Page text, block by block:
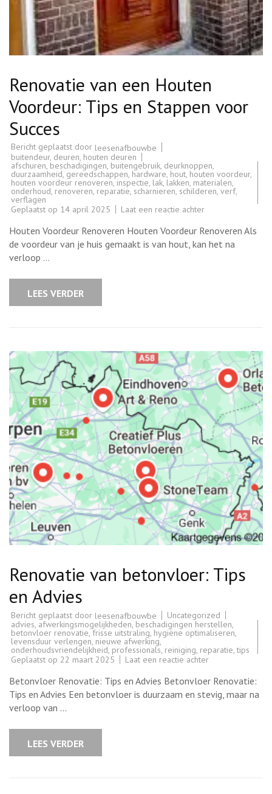
Renovatie van een Houten
Voordeur: Tips en Stappen voor
Succes
Bericht geplaatst door leesenafbouwbe
buitendeur, deuren, houten deuren
afschuren, beschadigingen, buitengebruik, deurknoppen,
duurzaamheid, gereedschappen, hardware, hout, houten voordeur,
houten voordeur renoveren, inspectie, lak, lakken, materialen,
onderhoud, renoveren, reparatie, scharnieren, schilderen, verf,
verflagen
Geplaatst op 14 april 2025 Laat een reactie achterop
een
Houten
Voordeur:
Houten Voordeur Renoveren Houten Voordeur Renoveren Als
de voordeur van je huis gemaakt is van hout, kan het na
verloop …
LEES VERDER
Renovatie van betonvloer: Tips
en Advies
Bericht geplaatst door leesenafbouwbe
Uncategorized
advies, afwerkingsmogelijkheden, beschadigingen herstellen,
betonvloer renovatie,frisse uitstraling, hygiëne optimaliseren,
levensduur verlengen, nieuwe afwerking,
onderhoudsvriendelijkheid, professionals, reiniging, reparatie,tips
Geplaatst op 22 maart 2025 Laat een reactie achterop
van
betonvloer:
Tips
en
Betonvloer Renovatie: Tips en Advies Betonvloer Renovatie:
Tips en Advies Een betonvloer is duurzaam en stevig, maar na
verloop van …
LEES VERDER